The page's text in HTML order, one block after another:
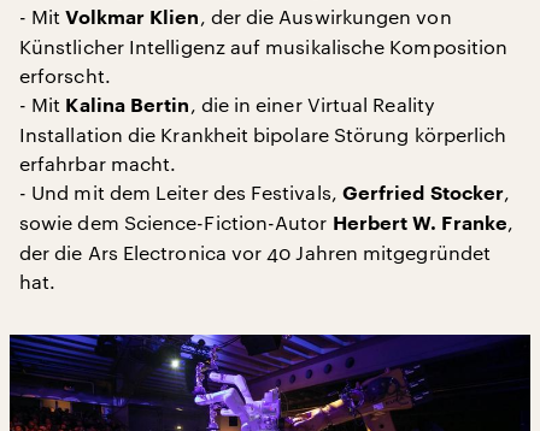
- MitVolkmar Klien , der die Auswirkungen von
Künstlicher Intelligenz auf musikalische Komposition
erforscht.
- Mit Kalina Bertin , die in einer Virtual Reality
Installation die Krankheit bipolare Störung körperlich
erfahrbar macht.
- Und mit dem Leiter des Festivals, Gerfried Stocker,
sowie dem Science-Fiction-Autor Herbert W. Franke,
der die Ars Electronica vor 40 Jahren mitgegründet
hat.